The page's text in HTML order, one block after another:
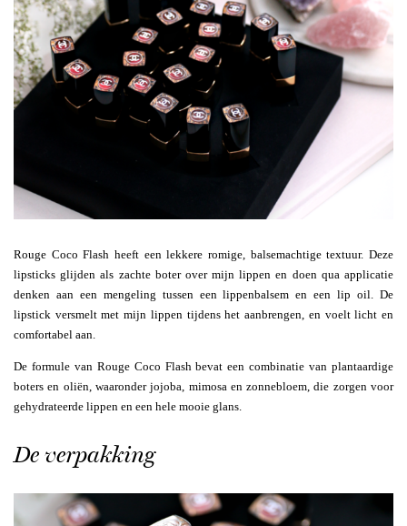
Rouge Coco Flash heeft een lekkere romige, balsemachtige textuur. Deze
lipsticks glijden als zachte boter over mijn lippen en doen qua applicatie
denken aan een mengeling tussen een lippenbalsem en een lip oil. De
lipstick versmelt met mijn lippen tijdens het aanbrengen, en voelt licht en
comfortabel aan.
De formule van Rouge Coco Flash bevat een combinatie van plantaardige
boters en oliën, waaronder jojoba, mimosa en zonnebloem, die zorgen voor
gehydrateerde lippen en een hele mooie glans.
De verpakking